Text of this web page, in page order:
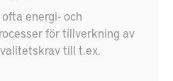
energi- och
för tillverkning av
till t.ex.